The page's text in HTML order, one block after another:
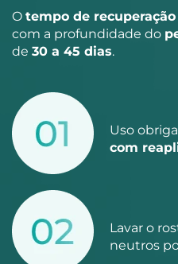
O tempo de
com a profundidade do
de 30 a 45 dias.
Uso
com
Lavar o
neutros